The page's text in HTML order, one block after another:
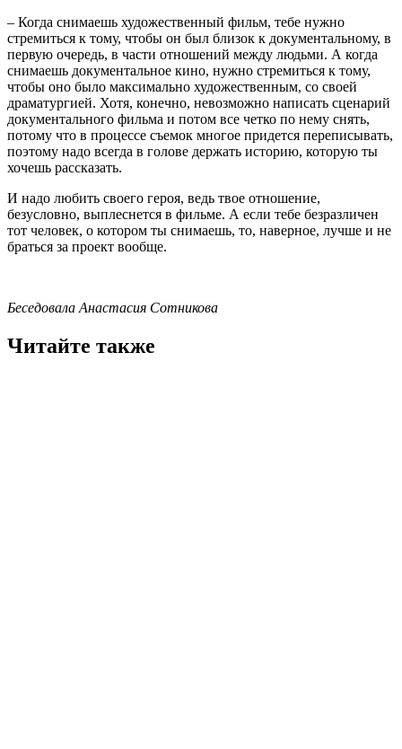
– Когда снимаешь художественный фильм, тебе нужно
стремиться к тому, чтобы он был близок к документальному, в
первую очередь, в части отношений между людьми. А когда
снимаешь документальное кино, нужно стремиться к тому,
чтобы оно было максимально художественным, со своей
драматургией. Хотя, конечно, невозможно написать сценарий
документального фильма и потом все четко по нему снять,
потому что в процессе съемок многое придется переписывать,
поэтому надо всегда в голове держать историю, которую ты
хочешь рассказать.
И надо любить своего героя, ведь твое отношение,
безусловно, выплеснется в фильме. А если тебе безразличен
тот человек, о котором ты снимаешь, то, наверное, лучше и не
браться за проект вообще.
Беседовала Анастасия Сотникова
Читайте также